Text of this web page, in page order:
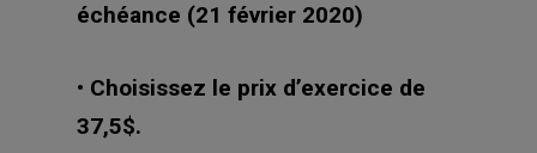
échéance (21 février 2020)
• Choisissez le prix d’exercice de
37,5$.